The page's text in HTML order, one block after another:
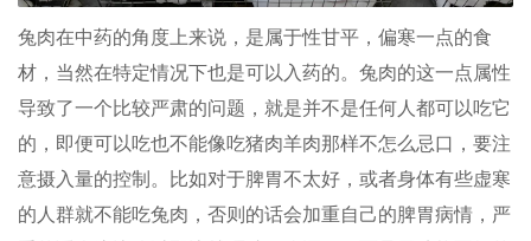
兔肉在中药的角度上来说，是属于性甘平，偏寒一点的食
材，当然在特定情况下也是可以入药的。兔肉的这一点属性
导致了一个比较严肃的问题，就是并不是任何人都可以吃它
的，即便可以吃也不能像吃猪肉羊肉那样不怎么忌口，要注
意摄入量的控制。比如对于脾胃不太好，或者身体有些虚寒
的人群就不能吃兔肉，否则的话会加重自己的脾胃病情，严